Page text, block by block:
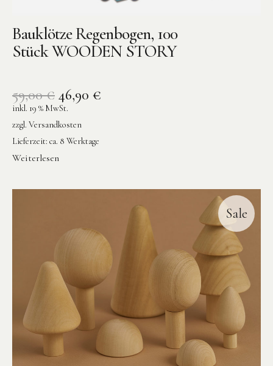
Bauklötze Regenbogen, 100
Stück WOODEN STORY
59,00€ 46,90 €
inkl. 19 % MwSt.
zzgl. Versandkosten
Lieferzeit: ca. 8 Werktage
Weiterlesen
Sale